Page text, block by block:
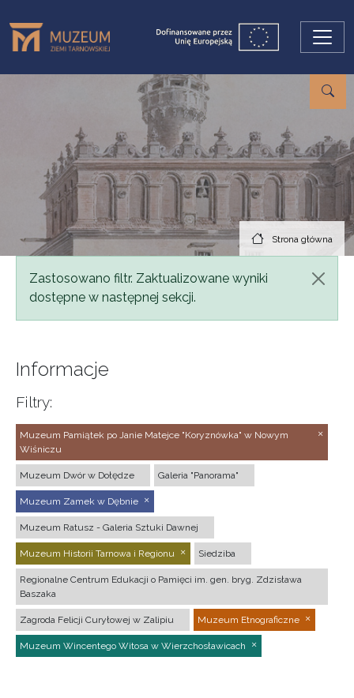
Strona główna
Komunikat
Zastosowano filtr. Zaktualizowane wyniki
dostępne w następnej sekcji.
Informacje
Filtry:
Muzeum Pamiątek po Janie Matejce "Koryznówka" w Nowym
Wiśniczu
Muzeum Dwór w Dołędze Galeria "Panorama"
Muzeum Zamek w Dębnie
Muzeum Ratusz - Galeria Sztuki Dawnej
Muzeum Historii Tarnowa i Regionu Siedziba
Regionalne Centrum Edukacji o Pamięci im. gen. bryg. Zdzisława
Baszaka
Zagroda Felicji Curyłowej w Zalipiu Muzeum Etnograficzne
Muzeum Wincentego Witosa w Wierzchosławicach